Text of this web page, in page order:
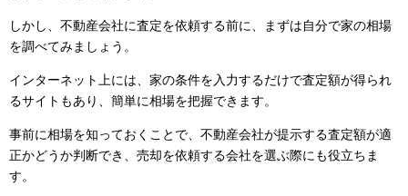
しかし、不動産会社に査定を依頼する前に、まずは自分で家の相場
を調べてみましょう。
インターネット上には、家の条件を入力するだけで査定額が得られ
るサイトもあり、簡単に相場を把握できます。
事前に相場を知っておくことで、不動産会社が提示する査定額が適
正かどうか判断でき、売却を依頼する会社を選ぶ際にも役立ちま
す。